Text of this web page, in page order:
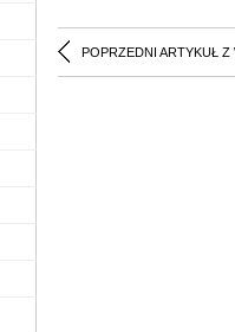
POPRZEDNI ARTYKUŁ Z